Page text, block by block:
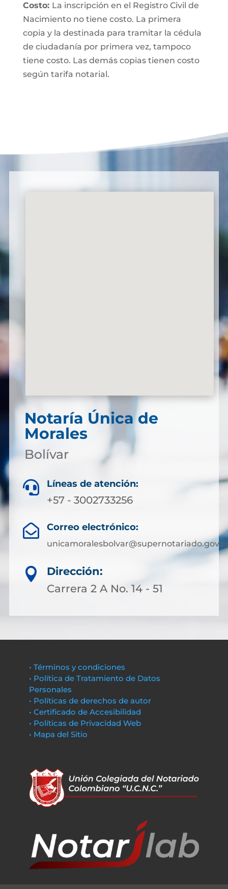
Costo: La inscripción en el Registro Civil de
Nacimiento no tiene costo. La primera
copia y la destinada para tramitar la cédula
de ciudadanía por primera vez, tampoco
tiene costo. Las demás copias tienen costo
según tarifa notarial.
Notaría Única de
Morales
Bolívar
 Líneas de atención:
+57 - 3002733256
 Correo electrónico:

Dirección:
Carrera 2 A No. 14 - 51
• Términos y condiciones
• Política de Tratamiento de Datos
Personales
• Políticas de derechos de autor
• Certificado de Accesibilidad
• Políticas de Privacidad Web
• Mapa del Sitio